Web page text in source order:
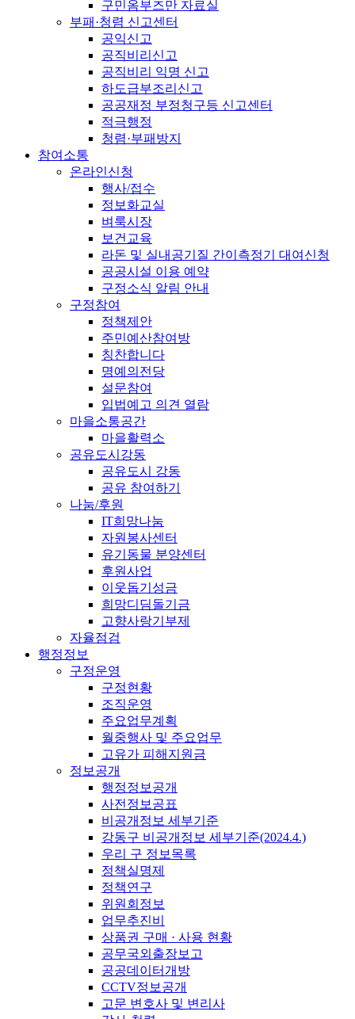
구민옴부즈만 자료실
부패·청렴 신고센터
공익신고
공직비리신고
공직비리 익명 신고
하도급부조리신고
공공재정 부정청구등 신고센터
적극행정
청렴·부패방지
참여소통
온라인신청
행사/접수
정보화교실
벼룩시장
보건교육
라돈 및 실내공기질 간이측정기 대여신청
공공시설 이용 예약
구정소식 알림 안내
구정참여
정책제안
주민예산참여방
칭찬합니다
명예의전당
설문참여
입법예고 의견 열람
마을소통공간
마을활력소
공유도시강동
공유도시 강동
공유 참여하기
나눔/후원
IT희망나눔
자원봉사센터
유기동물 분양센터
후원사업
이웃돕기성금
희망디딤돌기금
고향사랑기부제
자율점검
행정정보
구정운영
구정현황
조직운영
주요업무계획
월중행사 및 주요업무
고유가 피해지원금
정보공개
행정정보공개
사전정보공표
비공개정보 세부기준
강동구 비공개정보 세부기준(2024.4.)
우리 구 정보목록
정책실명제
정책연구
위원회정보
업무추진비
상품권 구매 · 사용 현황
공무국외출장보고
공공데이터개방
CCTV정보공개
고문 변호사 및 변리사